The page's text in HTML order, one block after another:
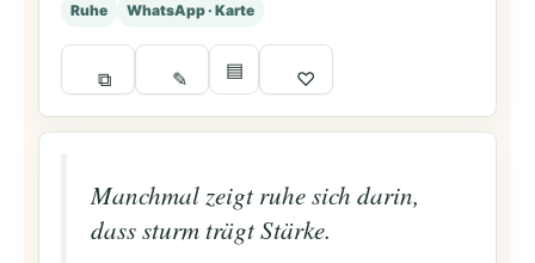
Ruhe WhatsApp · Karte
⧉ ✎ ▤ ♡
Manchmal zeigt ruhe sich darin,
dass sturm trägt Stärke.